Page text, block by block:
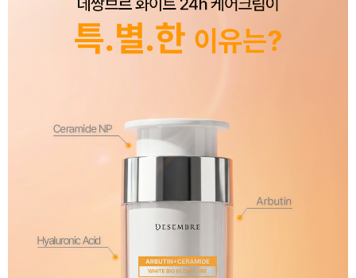
페이코 ID로 페